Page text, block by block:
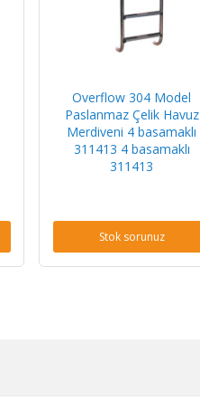
Overflow 304 Model
Paslanmaz Çelik Havuz
Merdiveni 4 basamaklı
311413 4 basamaklı
311413
Stok sorunuz